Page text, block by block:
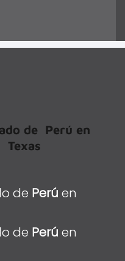
de Perú en
Texas
de Perú en
de Perú en